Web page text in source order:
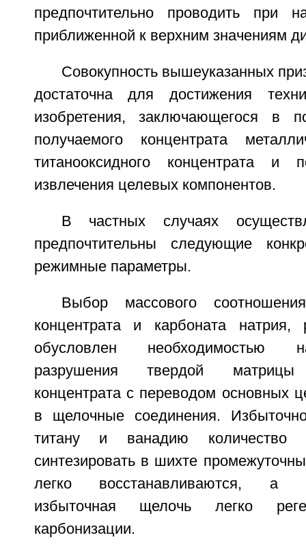
предпочтительно проводить при
приближенной к верхним значениям
Совокупность вышеуказанных
достаточна для достижения
изобретения, заключающегося в
получаемого концентрата
титанооксидного концентрата и
извлечения целевых компонентов.
В частных случаях
предпочтительны следующие
режимные параметры.
Выбор массового
концентрата и карбоната натрия,
обусловлен необходимостью
разрушения твердой матрицы
концентрата с переводом основных
в щелочные соединения.
титану и ванадию количество
синтезировать в шихте
легко восстанавливаются, а
избыточная щелочь легко
карбонизации.